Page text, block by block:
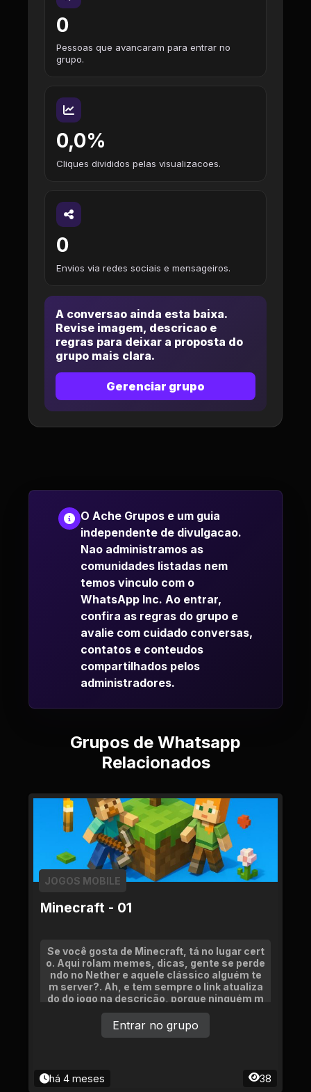
0
Pessoas que avancaram para entrar no
grupo.
0,0%
Cliques divididos pelas visualizacoes.
0
Envios via redes sociais e mensageiros.
A conversao ainda esta baixa.
Revise imagem, descricao e
regras para deixar a proposta do
grupo mais clara.
Gerenciar grupo
O Ache Grupos e um guia
independente de divulgacao.
Nao administramos as
comunidades listadas nem
temos vinculo com o
WhatsApp Inc. Ao entrar,
confira as regras do grupo e
avalie com cuidado conversas,
contatos e conteudos
compartilhados pelos
administradores.
Grupos de Whatsapp
Relacionados
Minecraft - 01
JOGOS MOBILE
Se você gosta de Minecraft, tá no lugar cert
o. Aqui rolam memes, dicas, gente se perde
ndo no Nether e aquele clássico alguém te
m server?. Ah, e tem sempre o link atualiza
do do jogo na descrição, porque ninguém m
erece ficar sem jogar. Só não vale floodar
há 4 meses 38
Entrar no grupo